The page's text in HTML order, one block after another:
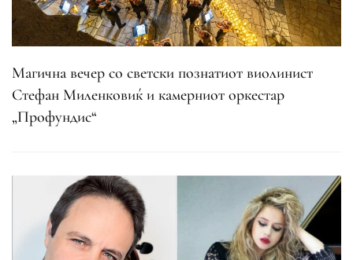
Магична вечер со светски познатиот виолинист
Стефан Миленковиќ и камерниот оркестар
„Профундис“